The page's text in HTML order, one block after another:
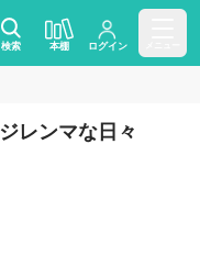
検索 本棚 ログイン
レンマな日々